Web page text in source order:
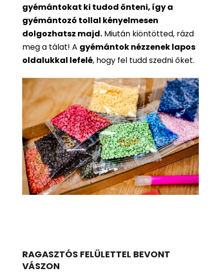
gyémántokat ki tudod önteni, így a
gyémántozó tollal kényelmesen
dolgozhatsz majd. Miután kiöntötted, rázd
meg a tálat! A gyémántok nézzenek lapos
oldalukkal lefelé, hogy fel tudd szedni őket.
RAGASZTÓS FELÜLETTEL BEVONT
VÁSZON